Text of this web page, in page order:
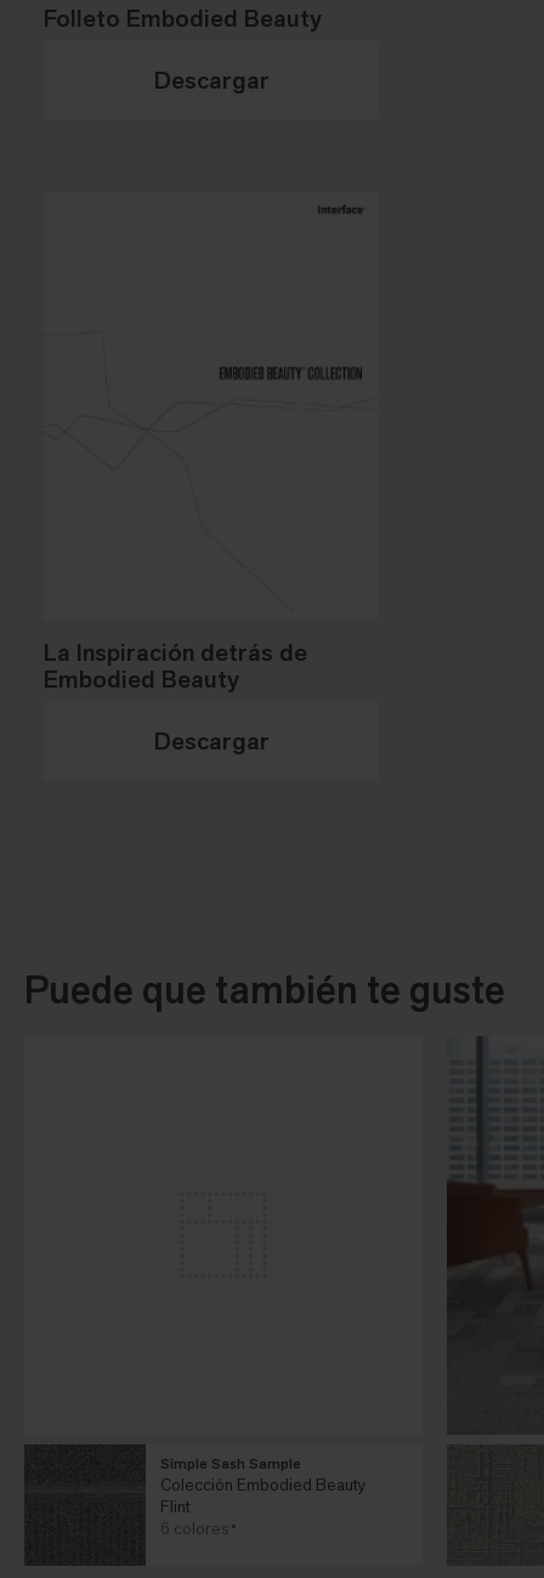
Folleto Embodied Beauty
Descargar
La Inspiración detrás de
Embodied Beauty
Descargar
Puede que también te guste
Simple Sash Sample
Colección Embodied Beauty
Flint
6 colores